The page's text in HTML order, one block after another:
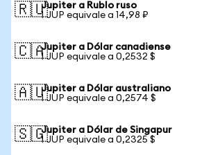
🇷🇺Jupiter a Rublo ruso
1 JUP equivale a 14,98 ₽
🇨🇦Jupiter a Dólar canadiense
1 JUP equivale a 0,2532 $
🇦🇺Jupiter a Dólar australiano
1 JUP equivale a 0,2574 $
🇸🇬Jupiter a Dólar de Singapur
1 JUP equivale a 0,2325 $